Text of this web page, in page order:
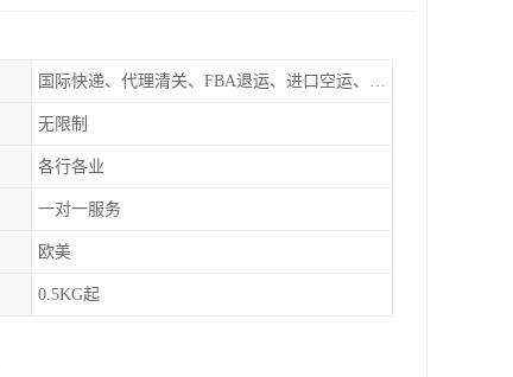
国际快递、代理清关、FBA退运、进口空运、进口海运
无限制
各行各业
一对一服务
欧美
0.5KG起